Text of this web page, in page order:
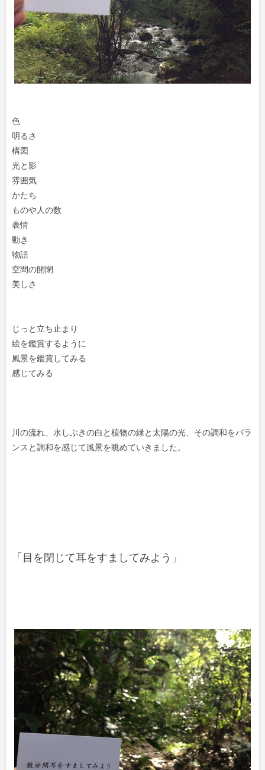
色
明るさ
構図
光と影
雰囲気
かたち
ものや人の数
表情
動き
物語
空間の開閉
美しさ
じっと立ち止まり
絵を鑑賞するように
風景を鑑賞してみる
感じてみる
川の流れ、水しぶきの白と植物の緑と太陽の光、その調和をバラ
ンスと調和を感じて風景を眺めていきました。
「目を閉じて耳をすましてみよう」